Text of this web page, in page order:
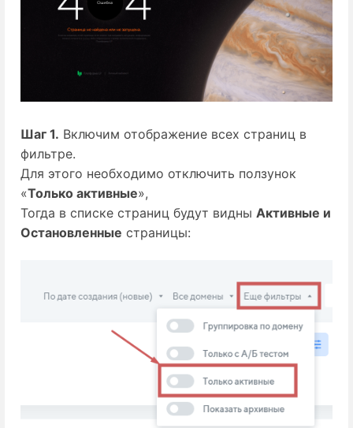
Шаг 1. Включим отображение всех страниц в
фильтре.
Для этого необходимо отключить ползунок
«Только активные»,
Тогда в списке страниц будут видны Активные и
Остановленные страницы: